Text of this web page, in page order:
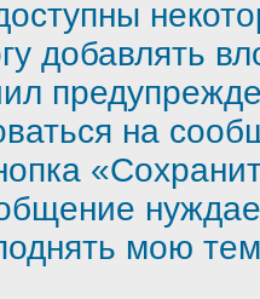
добавлять
на
мою